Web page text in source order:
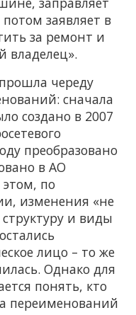
заявляет в
за ремонт и
череду
сначала
создано в 2007
преобразовано
в АО
по
изменения «не
и виды
лицо – то же
Однако для
понять, кто
переименований